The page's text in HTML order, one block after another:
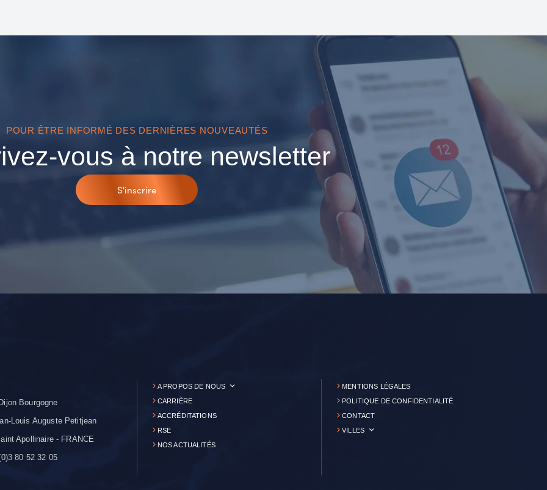
POUR ÊTRE INFORMÉ DES DERNIÈRES NOUVEAUTÉS
vous à notre newsletter
S'inscrire
Bourgogne
Louis Auguste Petitjean
Apollinaire - FRANCE
80 52 32 05
A PROPOS DE NOUS
CARRIÈRE
ACCRÉDITATIONS
RSE
NOS ACTUALITÉS
MENTIONS LÉGALES
POLITIQUE DE CONFIDENTIALITÉ
CONTACT
VILLES